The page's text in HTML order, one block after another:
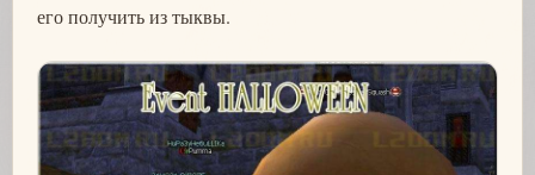
его получить из тыквы.